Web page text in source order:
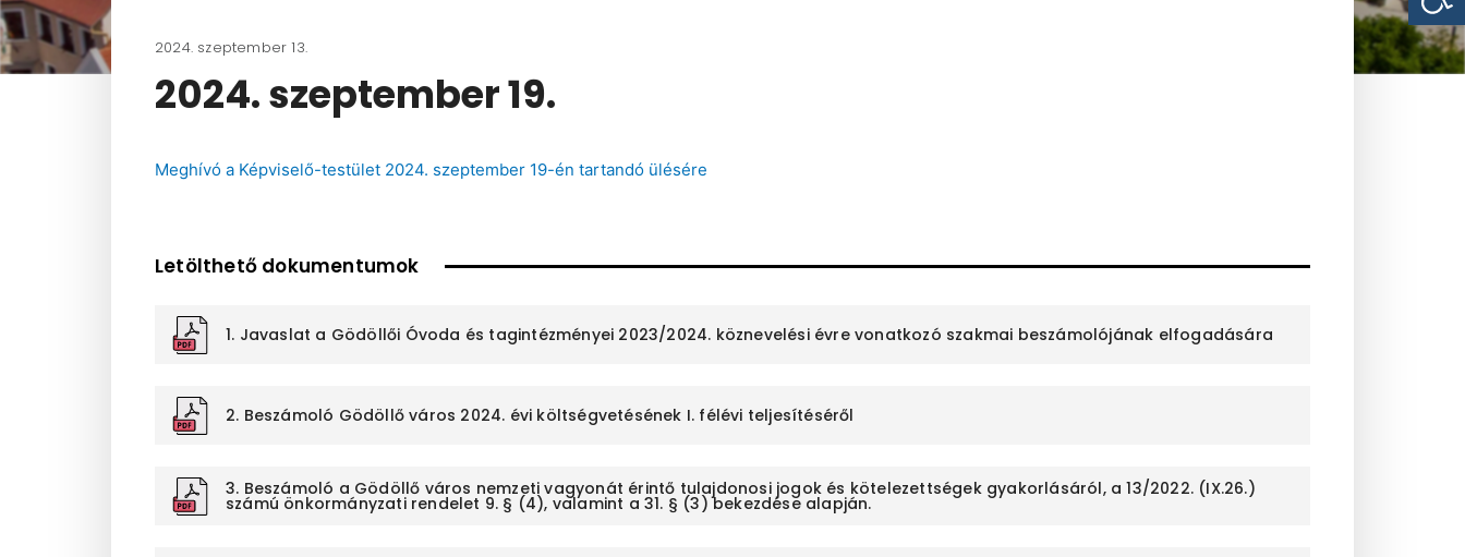
2024. szeptember 13.
2024. szeptember 19.
Meghívó a Képviselő-testület 2024. szeptember 19-én tartandó ülésére
Letölthető dokumentumok
1. Javaslat a Gödöllői Óvoda és tagintézményei 2023/2024. köznevelési évre vonatkozó szakmai beszámolójának elfogadására
2. Beszámoló Gödöllő város 2024. évi költségvetésének I. félévi teljesítéséről
3. Beszámoló a Gödöllő város nemzeti vagyonát érintő tulajdonosi jogok és kötelezettségek gyakorlásáról, a 13/2022. (IX.26.)
számú önkormányzati rendelet 9. § (4), valamint a 31. § (3) bekezdése alapján.